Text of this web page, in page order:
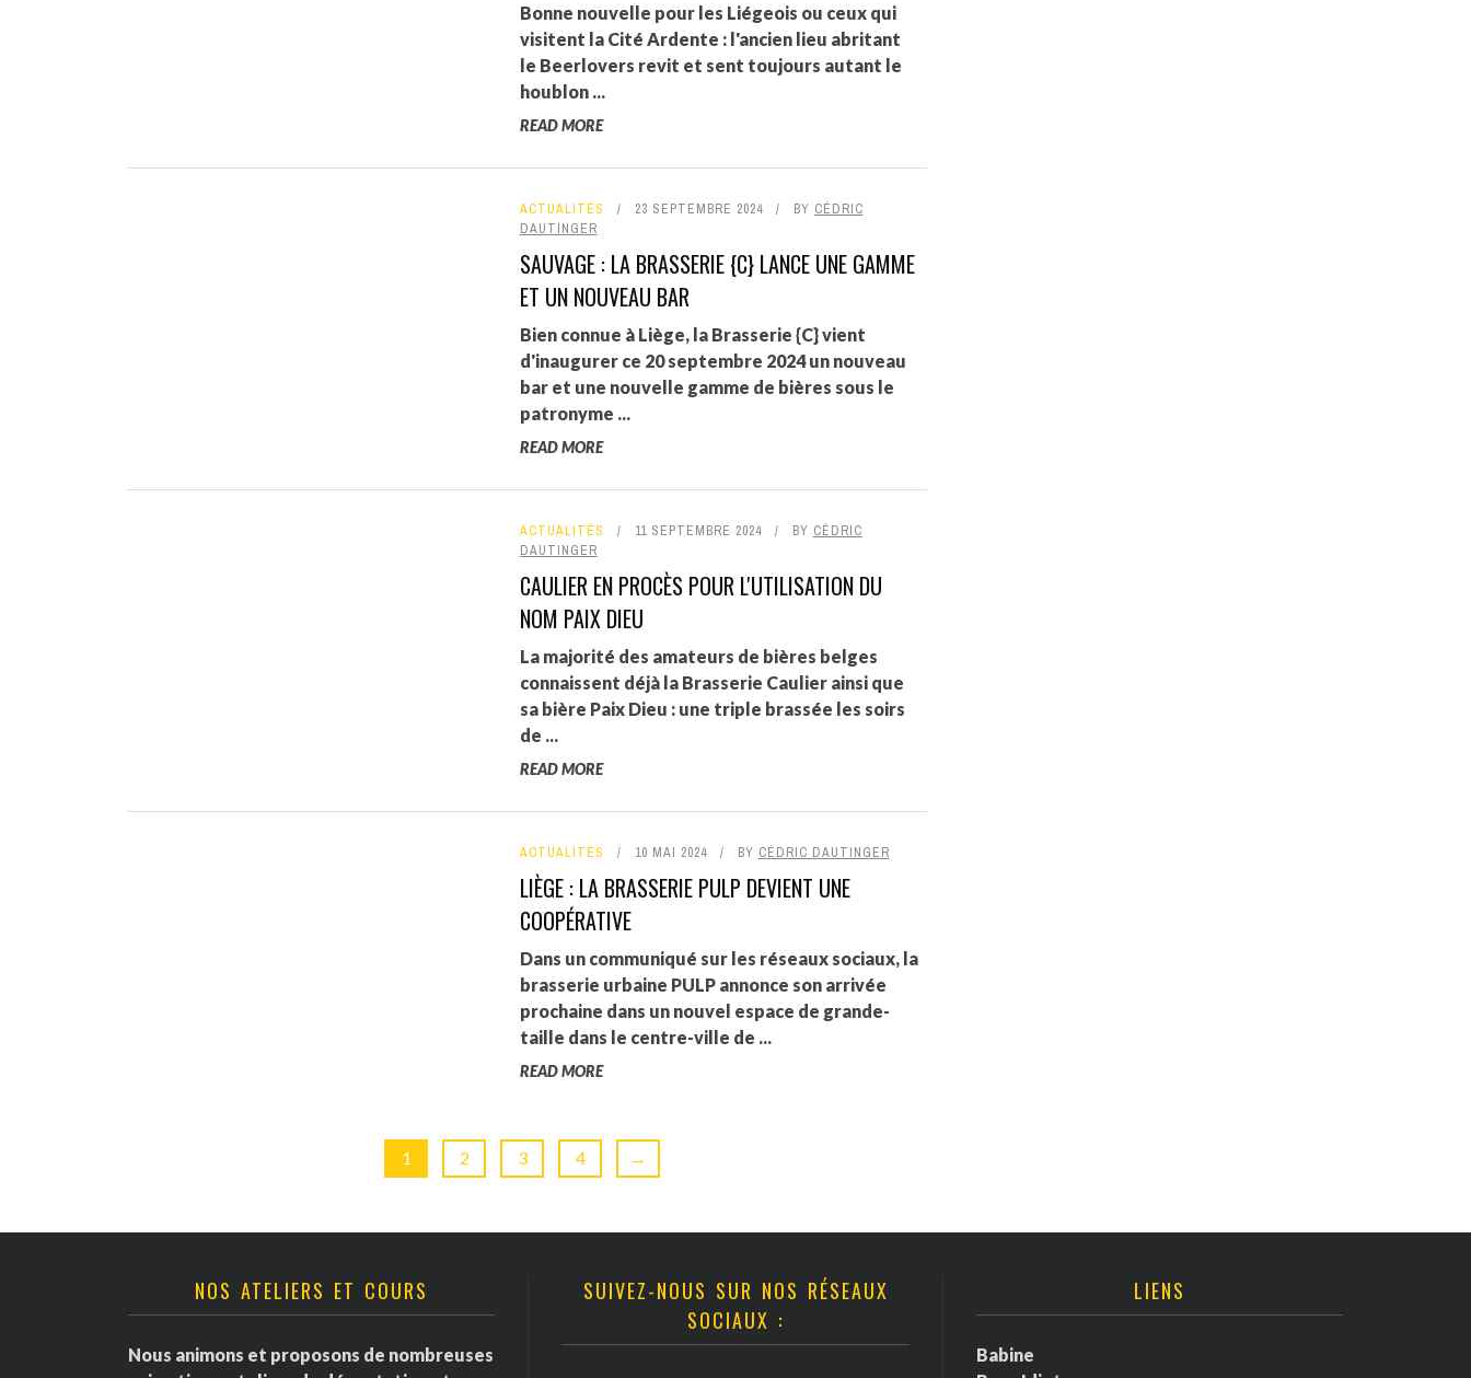
Bonne nouvelle pour les Liégeois ou ceux qui
visitent la Cité Ardente : l'ancien lieu abritant
le Beerlovers revit et sent toujours autant le
houblon ...
READ MORE
ACTUALITÉS 23 SEPTEMBRE 2024 BY CÉDRIC
DAUTINGER
SAUVAGE : LA BRASSERIE {C} LANCE UNE GAMME
ET UN NOUVEAU BAR
Bien connue à Liège, la Brasserie {C} vient
d'inaugurer ce 20 septembre 2024 un nouveau
bar et une nouvelle gamme de bières sous le
patronyme ...
READ MORE
ACTUALITÉS 11 SEPTEMBRE 2024 BY CÉDRIC
DAUTINGER
CAULIER EN PROCÈS POUR L'UTILISATION DU
NOM PAIX DIEU
La majorité des amateurs de bières belges
connaissent déjà la Brasserie Caulier ainsi que
sa bière Paix Dieu : une triple brassée les soirs
de ...
READ MORE
ACTUALITÉS 10 MAI 2024 BY CÉDRIC DAUTINGER
LIÈGE : LA BRASSERIE PULP DEVIENT UNE
COOPÉRATIVE
Dans un communiqué sur les réseaux sociaux, la
brasserie urbaine PULP annonce son arrivée
prochaine dans un nouvel espace de grande-
taille dans le centre-ville de ...
READ MORE
1 2 3 4 →
NOS ATELIERS ET COURS
Nous animons et proposons de nombreuses
SUIVEZ-NOUS SUR NOS RÉSEAUX
SOCIAUX :
LIENS
Babine